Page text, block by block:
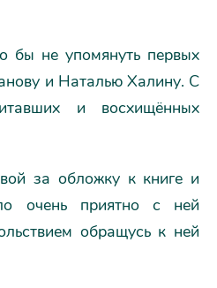
бы не упомянуть первых
и Наталью Халину. С
и восхищённых
за обложку к книге и
очень приятно с ней
обращусь к ней